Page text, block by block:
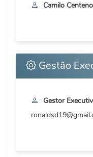
Camilo Centeno
Gestão
Gestor